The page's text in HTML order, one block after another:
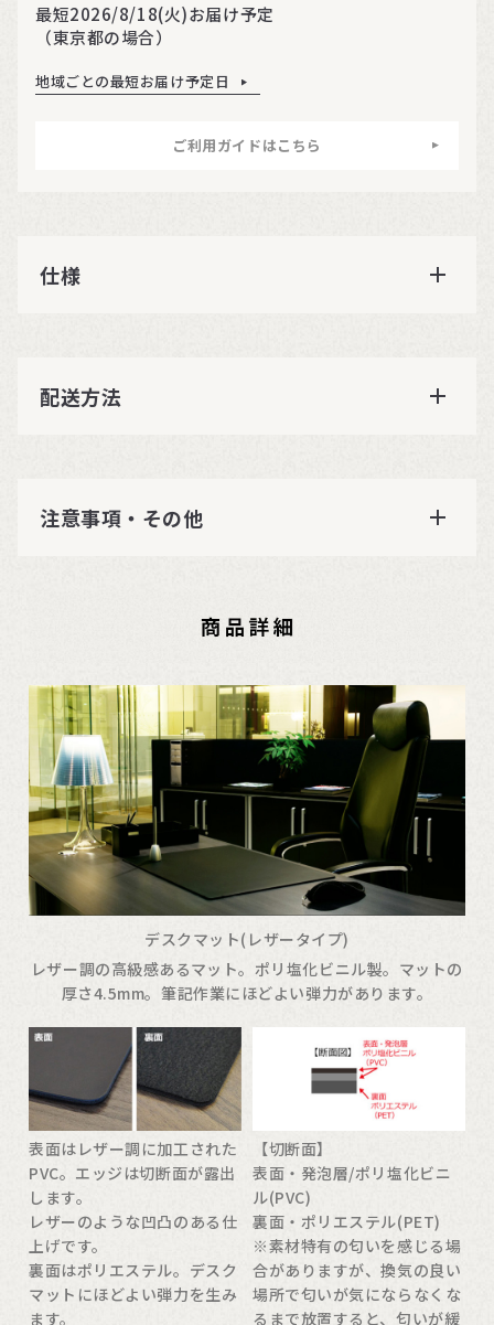
最短2026/8/18(火)お届け予定
（東京都の場合）
地域ごとの最短お届け予定日
ご利用ガイドはこちら
仕様
配送方法
注意事項・その他
デスクマット(レザータイプ)
レザー調の高級感あるマット。ポリ塩化ビニル製。マットの
厚さ4.5mm。筆記作業にほどよい弾力があります。
表面はレザー調に加工された
PVC。エッジは切断面が露出
します。
レザーのような凹凸のある仕
上げです。
裏面はポリエステル。デスク
マットにほどよい弾力を生み
ます。
【切断面】
表面・発泡層/ポリ塩化ビニ
ル(PVC)
裏面・ポリエステル(PET)
※素材特有の匂いを感じる場
合がありますが、換気の良い
場所で匂いが気にならなくな
るまで放置すると、匂いが緩